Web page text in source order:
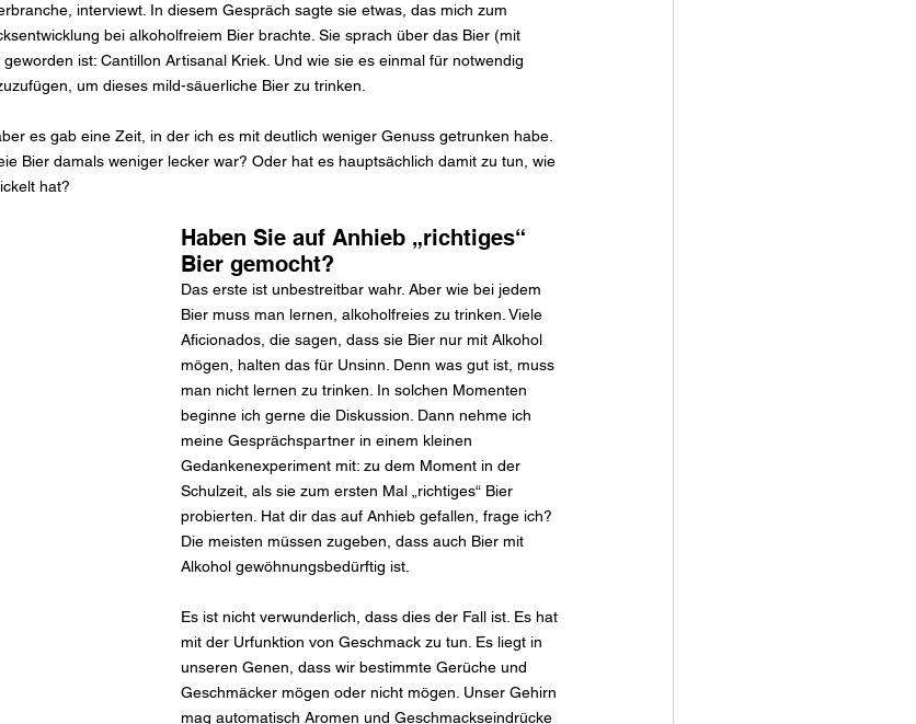
interviewt. In diesem Gespräch sagte sie etwas, das mich zum
bei alkoholfreiem Bier brachte. Sie sprach über das Bier (mit
ist: Cantillon Artisanal Kriek. Und wie sie es einmal für notwendig
um dieses mild-säuerliche Bier zu trinken.
es gab eine Zeit, in der ich es mit deutlich weniger Genuss getrunken habe.
Bier damals weniger lecker war? Oder hat es hauptsächlich damit zu tun, wie
hat?
Haben Sie auf Anhieb „richtiges“
Bier gemocht?
Das erste ist unbestreitbar wahr. Aber wie bei jedem
Bier muss man lernen, alkoholfreies zu trinken. Viele
Aficionados, die sagen, dass sie Bier nur mit Alkohol
mögen, halten das für Unsinn. Denn was gut ist, muss
man nicht lernen zu trinken. In solchen Momenten
beginne ich gerne die Diskussion. Dann nehme ich
meine Gesprächspartner in einem kleinen
Gedankenexperiment mit: zu dem Moment in der
Schulzeit, als sie zum ersten Mal „richtiges“ Bier
probierten. Hat dir das auf Anhieb gefallen, frage ich?
Die meisten müssen zugeben, dass auch Bier mit
Alkohol gewöhnungsbedürftig ist.
Es ist nicht verwunderlich, dass dies der Fall ist. Es hat
mit der Urfunktion von Geschmack zu tun. Es liegt in
unseren Genen, dass wir bestimmte Gerüche und
Geschmäcker mögen oder nicht mögen. Unser Gehirn
mag automatisch Aromen und Geschmackseindrücke